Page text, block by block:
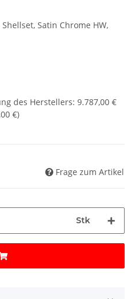
Satin Chrome HW,
des Herstellers: 9.787,00 €
€)
Frage zum Artikel
Stk